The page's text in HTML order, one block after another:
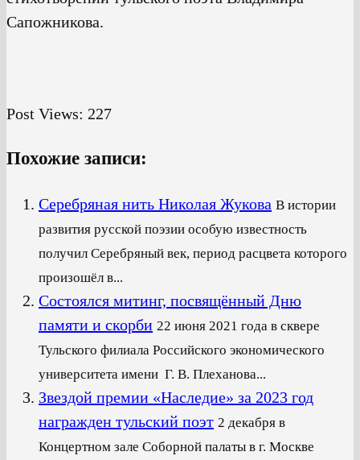
Сапожникова.
Post Views: 227
Похожие записи:
Серебряная нить Николая Жукова В истории
развития русской поэзии особую известность
получил Серебряный век, период расцвета которого
произошёл в...
Cостоялся митинг, посвящённый Дню
памяти и скорби 22 июня 2021 года в сквере
Тульского филиала Российского экономического
университета имени Г. В. Плеханова...
Звездой премии «Наследие» за 2023 год
награжден тульский поэт 2 декабря в
Концертном зале Соборной палаты в г. Москве